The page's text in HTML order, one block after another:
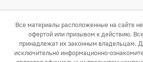
Все материалы расположенные на сайте
офертой или призывом к действию.
принадлежат их законным владельцам.
исключительно информационно-